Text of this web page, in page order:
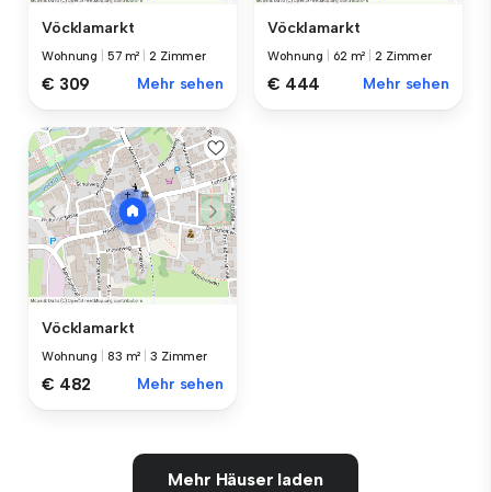
Vöcklamarkt
Wohnung 57 m² |2 Zimmer
€ 309 Mehr sehen
Vöcklamarkt
Wohnung 62 m² |2 Zimmer
€ 444 Mehr sehen
Vöcklamarkt
Wohnung 83 m² |3 Zimmer
€ 482 Mehr sehen
Mehr Häuser laden